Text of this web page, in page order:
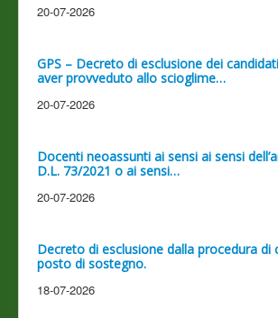
20-07-2026
GPS – Decreto di esclusione dei
aver provveduto allo scioglime…
20-07-2026
Docenti neoassunti ai sensi ai sensi
D.L. 73/2021 o ai sensi…
20-07-2026
Decreto di esclusione dalla procedura di
posto di sostegno.
18-07-2026